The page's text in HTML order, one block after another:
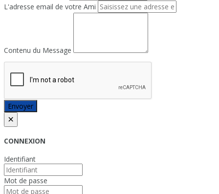
L'adresse email de votre Ami
Contenu du Message
Envoyer
×
CONNEXION
Identifiant
Mot de passe